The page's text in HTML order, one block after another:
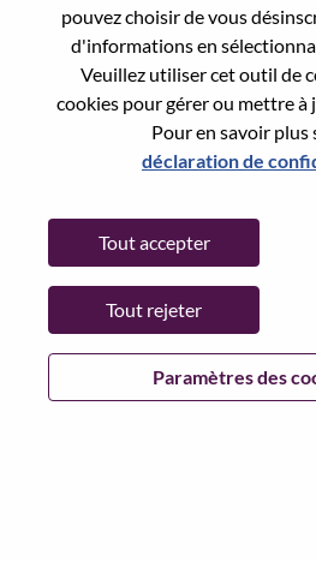
pouvez choisir de vous
d'informations en
Veuillez utiliser cet outil de
cookies pour gérer ou mettre à
Pour en savoir plus
déclaration de
Paramètres des
Tout accepter
Tout rejeter
Reset password with your e-mail
E-mail*
Continue
Go Back